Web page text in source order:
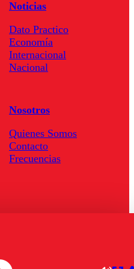
Noticias
Dato Practico
Economía
Internacional
Nacional
Nosotros
Quienes Somos
Contacto
Frecuencias